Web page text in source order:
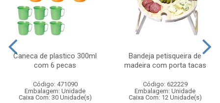
Caneca de plastico 300ml
com 6 pecas
Código: 471090
Embalagem: Unidade
Caixa Com: 30 Unidade(s)
Bandeja petisqueira de
madeira com porta tacas
Código: 622229
Embalagem: Unidade
Caixa Com: 12 Unidade(s)